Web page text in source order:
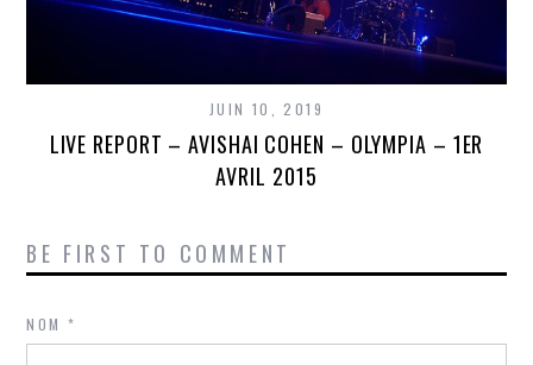
JUIN 10, 2019
LIVE REPORT – AVISHAI COHEN – OLYMPIA – 1ER
AVRIL 2015
BE FIRST TO COMMENT
NOM*